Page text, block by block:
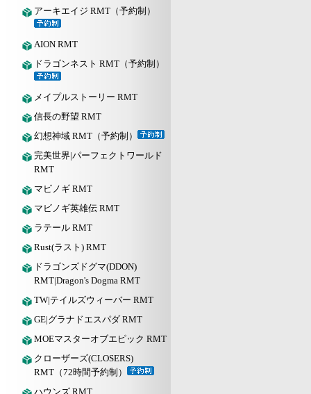
アーキエイジ RMT（予約制）
AION RMT
ドラゴンネスト RMT（予約制）
メイプルストーリー RMT
信長の野望 RMT
幻想神域 RMT（予約制）
完美世界|パーフェクトワールド
RMT
マビノギ RMT
マビノギ英雄伝 RMT
ラテール RMT
Rust(ラスト) RMT
ドラゴンズドグマ(DDON)
RMT|Dragon's Dogma RMT
TW|テイルズウィーバー RMT
GE|グラナドエスパダ RMT
MOEマスターオブエピック RMT
クローザーズ(CLOSERS)
RMT（72時間予約制）
ハウンズ RMT